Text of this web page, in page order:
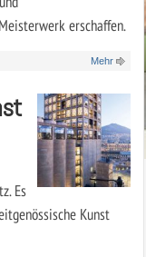
erschaffen.
Mehr
Es
Kunst